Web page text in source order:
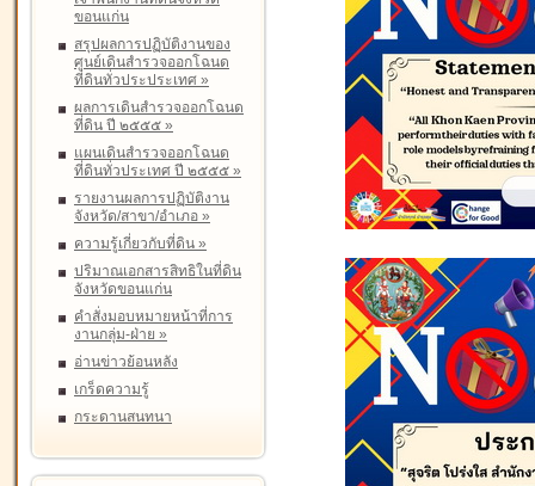
ขอนแก่น
สรุปผลการปฏิบัติงานของ
ศูนย์เดินสำรวจออกโฉนด
ที่ดินทั่วประประเทศ »
ผลการเดินสำรวจออกโฉนด
ที่ดิน ปี ๒๕๕๕ »
แผนเดินสำรวจออกโฉนด
ที่ดินทั่วประเทศ ปี ๒๕๕๕ »
รายงานผลการปฏิบัติงาน
จังหวัด/สาขา/อำเภอ »
ความรู้เกี่ยวกับที่ดิน »
ปริมาณเอกสารสิทธิในที่ดิน
จังหวัดขอนแก่น
คำสั่งมอบหมายหน้าที่การ
งานกลุ่ม-ฝ่าย »
อ่านข่าวย้อนหลัง
เกร็ดความรู้
กระดานสนทนา